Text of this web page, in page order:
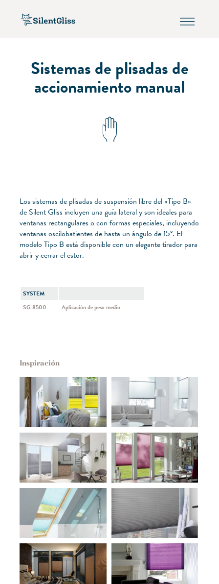
Sistemas de plisadas de
accionamiento manual
Los sistemas de plisadas de suspensión libre del «Tipo B»
de Silent Gliss incluyen una guía lateral y son ideales para
ventanas rectangulares o con formas especiales, incluyendo
ventanas oscilobatientes de hasta un ángulo de 15°. El
modelo Tipo B está disponible con un elegante tirador para
abrir y cerrar el estor.
SYSTEM
SG 8500
Aplicación de peso medio
Inspiración